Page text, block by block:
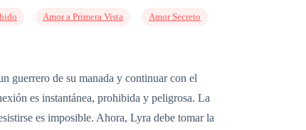
Amor a Primera Vista Amor Secreto
guerrero de su manada y continuar con el
es instantánea, prohibida y peligrosa. La
es imposible. Ahora, Lyra debe tomar la